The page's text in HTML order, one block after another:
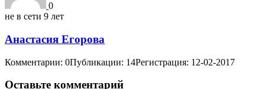
0
не в сети 9 лет
Анастасия Егорова
Комментарии: 0Публикации: 14Регистрация: 12-02-2017
Оставьте комментарий